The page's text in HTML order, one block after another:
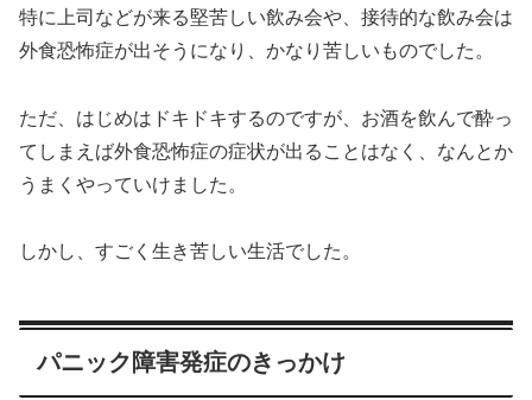
特に上司などが来る堅苦しい飲み会や、接待的な飲み会は
外食恐怖症が出そうになり、かなり苦しいものでした。
ただ、はじめはドキドキするのですが、お酒を飲んで酔っ
てしまえば外食恐怖症の症状が出ることはなく、なんとか
うまくやっていけました。
しかし、すごく生き苦しい生活でした。
パニック障害発症のきっかけ